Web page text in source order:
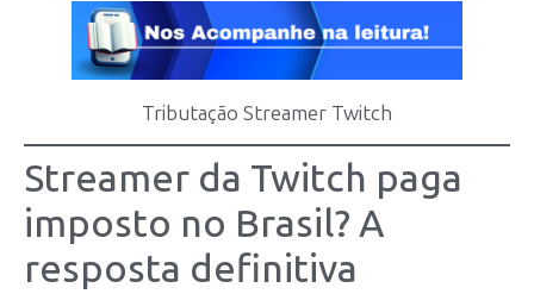
Tributação Streamer Twitch
Streamer da Twitch paga
imposto no Brasil? A
resposta definitiva